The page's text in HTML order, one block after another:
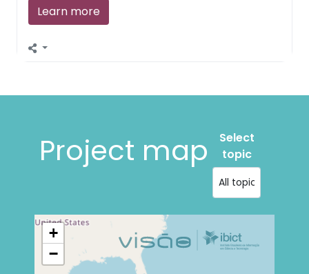
Learn more
Project map
Select
topic